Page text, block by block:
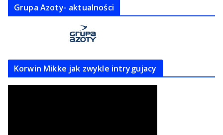
Grupa Azoty- aktualności
Korwin Mikke jak zwykle intrygujacy